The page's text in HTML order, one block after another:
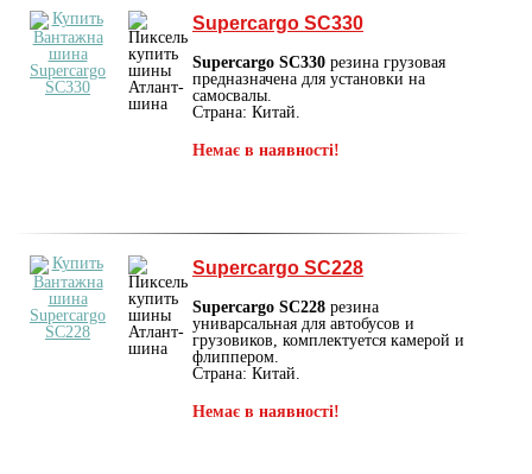
Supercargo SC330
Supercargo SC330 резина грузовая
предназначена для установки на
самосвалы.
Страна: Китай.
Немає в наявності!
Supercargo SC228
Supercargo SC228 резина
униварсальная для автобусов и
грузовиков, комплектуется камерой и
флиппером.
Страна: Китай.
Немає в наявності!